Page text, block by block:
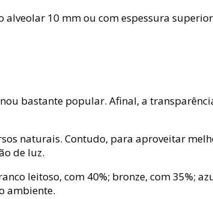
10 mm ou com espessura
bastante popular. Afinal, a
naturais. Contudo, para aproveitar
de luz.
leitoso, com 40%; bronze, com 35%;
ambiente.